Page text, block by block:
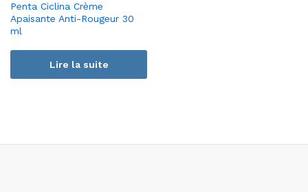
Penta Ciclina Crème
Apaisante Anti-Rougeur 30
ml
Lire la suite